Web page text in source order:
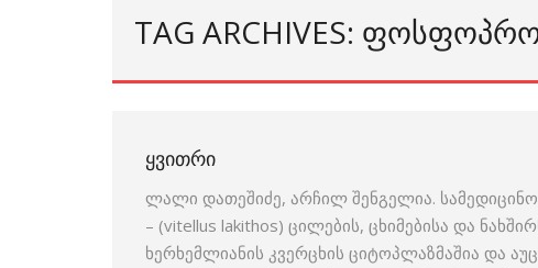
TAG ARCHIVES:
ᲧᲕᲘᲗᲠᲘ
ლალი დათეშიძე, არჩილ შენგელია.
– (vitellus lakithos) ცილების, ცხიმებისა და
ხერხემლიანის კვერცხის ციტოპლაზმაშია და